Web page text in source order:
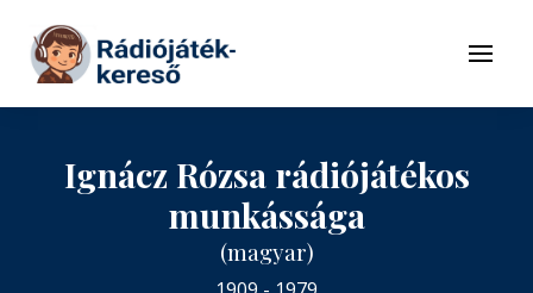
Tovább a tartalomhoz
Menü
Ignácz Rózsa rádiójátékos
munkássága
(magyar)